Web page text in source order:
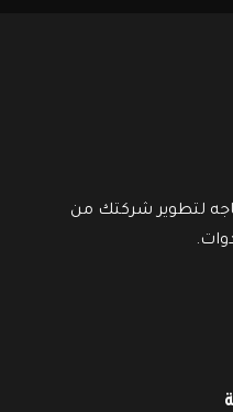
لتطوير شركتك من